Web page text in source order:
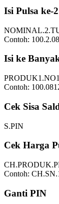
Isi Pulsa ke-
Contoh:
Isi ke
Contoh:
Cek Sisa
S.PIN
Cek Harga
Contoh:
Ganti PIN